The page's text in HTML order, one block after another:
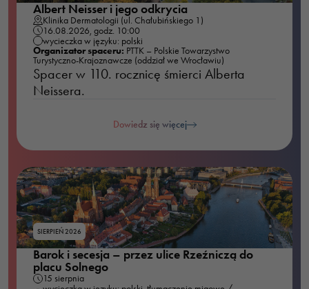
Albert Neisser i jego odkrycia
Klinika Dermatologii (ul. Chałubińskiego 1)
16.08.2026, godz. 10:00
wycieczka w języku: polski
Organizator spaceru:
Turystyczno-Krajoznawcze (oddział we Wrocławiu)
Spacer w 110. rocznicę śmierci Alberta
Neissera.
Dowiedz się więcej
SIERPIEŃ 2026
Barok i secesja – przez ulice Rzeźniczą do
placu Solnego
15 sierpnia